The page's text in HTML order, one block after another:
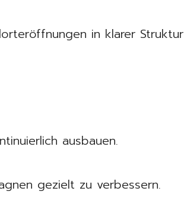
in klarer Struktur
ausbauen.
gezielt zu verbessern.